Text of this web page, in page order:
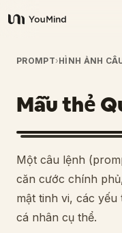
YouMind
Tổng quan
Các trường hợp sử
Lời nhắc
PROMPT›HÌNH ẢNH
Mẫu thẻ
Một câu lệnh
căn cước chính
mật tinh vi, các
cá nhân cụ thể.